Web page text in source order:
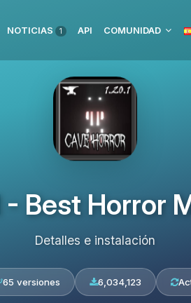
NOTICIAS 1 API COMUNIDAD
- Best Horror
Detalles e instalación
65 versiones 6,034,123